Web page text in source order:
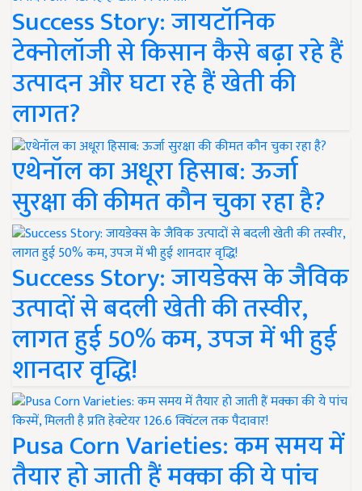
Success Story: जायटॉनिक
टेक्नोलॉजी से किसान कैसे बढ़ा रहे हैं
उत्पादन और घटा रहे हैं खेती की
लागत?
एथेनॉल का अधूरा हिसाब: ऊर्जा
सुरक्षा की कीमत कौन चुका रहा है?
Success Story: जायडेक्स के जैविक
उत्पादों से बदली खेती की तस्वीर,
लागत हुई 50% कम, उपज में भी हुई
शानदार वृद्धि!
Pusa Corn Varieties: कम समय में
तैयार हो जाती हैं मक्का की ये पांच